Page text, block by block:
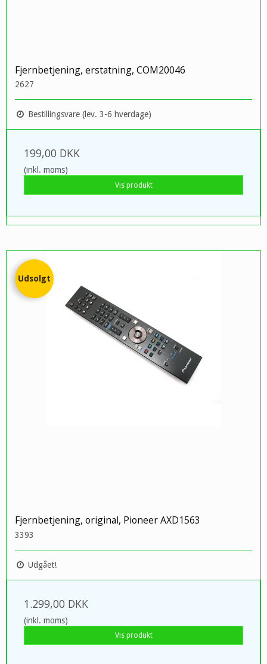
Fjernbetjening, erstatning, COM20046
2627
Bestillingsvare (lev. 3-6 hverdage)
199,00 DKK
(inkl. moms)
Vis produkt
Udsolgt
Fjernbetjening, original, Pioneer AXD1563
3393
Udgået!
1.299,00 DKK
(inkl. moms)
Vis produkt